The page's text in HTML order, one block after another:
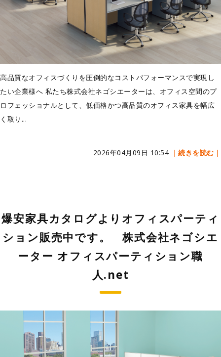
高品質なオフィスづくりを圧倒的なコストパフォーマンスで実現し
たい企業様へ 私たち株式会社ネゴシエーターは、オフィス空間のプ
ロフェッショナルとして、低価格かつ高品質のオフィス家具を幅広
く取り...
2026年04月09日 10:54 ｜続きを読む｜
爆安家具カタログよりオフィスパーティ
ション販売中です。 株式会社ネゴシエ
ーター オフィスパーティション職
人.net